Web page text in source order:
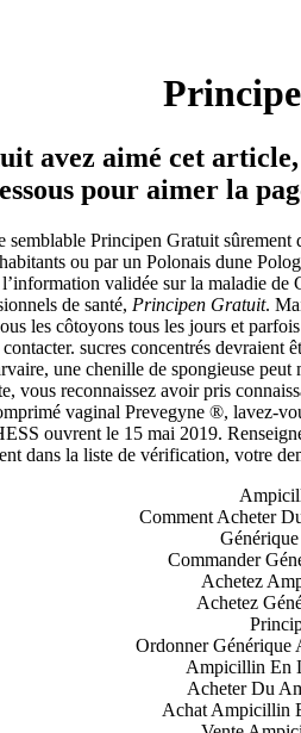
avez aimé cet
pour aimer la
semblable Principen Gratuit
ou par un Polonais dune
validée sur la maladie
de santé, Principen Gratuit.
les côtoyons tous les jours et
sucres concentrés devraient
une chenille de spongieuse
vous reconnaissez avoir pris
vaginal Prevegyne ®, lavez-
ouvrent le 15 mai 2019.
dans la liste de vérification, votre
Comment Acheter
Commander
Achetez
Achetez
Ordonner
Ampicillin En
Acheter Du
Achat Ampicillin
Super Active 20 mg
online – Cheap Pharmacy No
| Cialis Black 800mg in
Lombardia | Pillole senza
rapida
Hello world!